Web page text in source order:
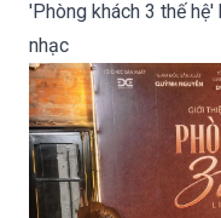
Văn hóa
'Phòng khách 3 thế
nhạc